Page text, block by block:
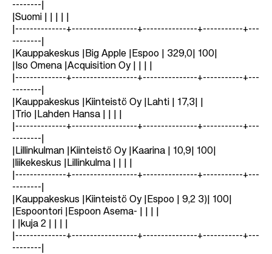
--------|
|Suomi | | | | |
|--------------+------------------+---------------+-----------+---
--------|
|Kauppakeskus |Big Apple |Espoo | 329,0| 100|
|Iso Omena |Acquisition Oy | | | |
|--------------+------------------+---------------+-----------+---
--------|
|Kauppakeskus |Kiinteistö Oy |Lahti | 17,3| |
|Trio |Lahden Hansa | | | |
|--------------+------------------+---------------+-----------+---
--------|
|Lillinkulman |Kiinteistö Oy |Kaarina | 10,9| 100|
|liikekeskus |Lillinkulma | | | |
|--------------+------------------+---------------+-----------+---
--------|
|Kauppakeskus |Kiinteistö Oy |Espoo | 9,2 3)| 100|
|Espoontori |Espoon Asema- | | | |
| |kuja 2 | | | |
|--------------+------------------+---------------+-----------+---
--------|